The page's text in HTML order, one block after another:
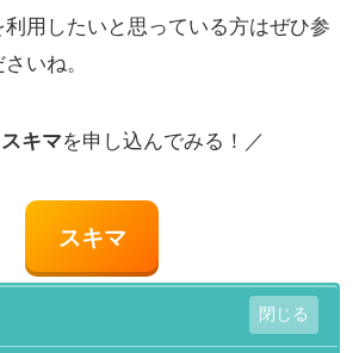
利用したいと思っている方はぜひ参
いね。
スキマを申し込んでみる！／
スキマ